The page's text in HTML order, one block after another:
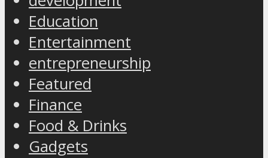
Education
Entertainment
entrepreneurship
Featured
Finance
Food & Drinks
Gadgets